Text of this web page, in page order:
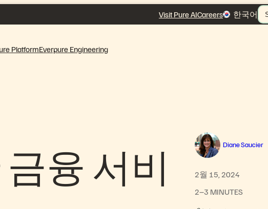
Visit Pure AICareers 한국어
검
색:
PlatformEverpure Engineering
융 서비
Diane Saucier
2월 15, 2024
2–3 MINUTES